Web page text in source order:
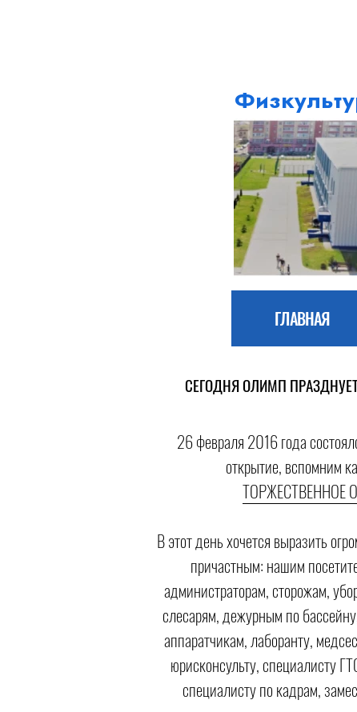
ГЛАВНАЯ
СЕГОДНЯ ОЛИМП
26 февраля 2016 года
открытие, вспомним
ТОРЖЕСТВЕННОЕ
В этот день хочется выразить
причастным: нашим
администраторам, сторожам,
слесарям, дежурным по
аппаратчикам, лаборанту,
юрисконсульту, специалисту
специалисту по кадрам,